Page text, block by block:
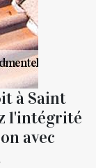
à Saint
l'intégrité
avec